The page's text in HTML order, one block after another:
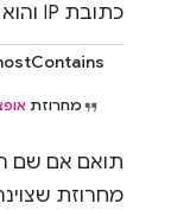
כתובת IP והוא כלול בבלוקי ה-CIDR שצוינו במערך.
מחרוזת
מחרוזת